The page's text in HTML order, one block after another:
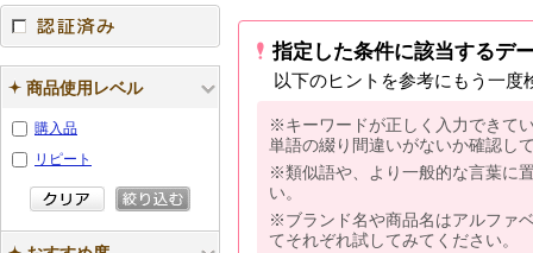
指定した条件に該当するデ
以下のヒントを参考にもう一度
※キーワードが正しく入力できて
単語の綴り間違いがないか確認し
※類似語や、より一般的な言葉に
い。
※ブランド名や商品名はアルファ
てそれぞれ試してみてください。
認証済み
商品使用レベル
購入品
リピート